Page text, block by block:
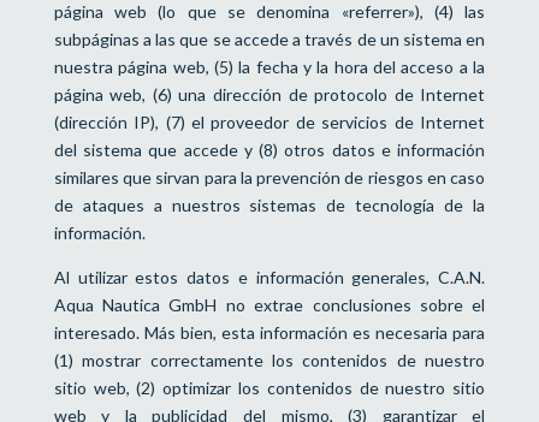
página web (lo que se denomina «referrer»), (4) las
subpáginas a las que se accede a través de un sistema en
nuestra página web, (5) la fecha y la hora del acceso a la
página web, (6) una dirección de protocolo de Internet
(dirección IP), (7) el proveedor de servicios de Internet
del sistema que accede y (8) otros datos e información
similares que sirvan para la prevención de riesgos en caso
de ataques a nuestros sistemas de tecnología de la
información.
Al utilizar estos datos e información generales, C.A.N.
Aqua Nautica GmbH no extrae conclusiones sobre el
interesado. Más bien, esta información es necesaria para
(1) mostrar correctamente los contenidos de nuestro
sitio web, (2) optimizar los contenidos de nuestro sitio
web y la publicidad del mismo, (3) garantizar el